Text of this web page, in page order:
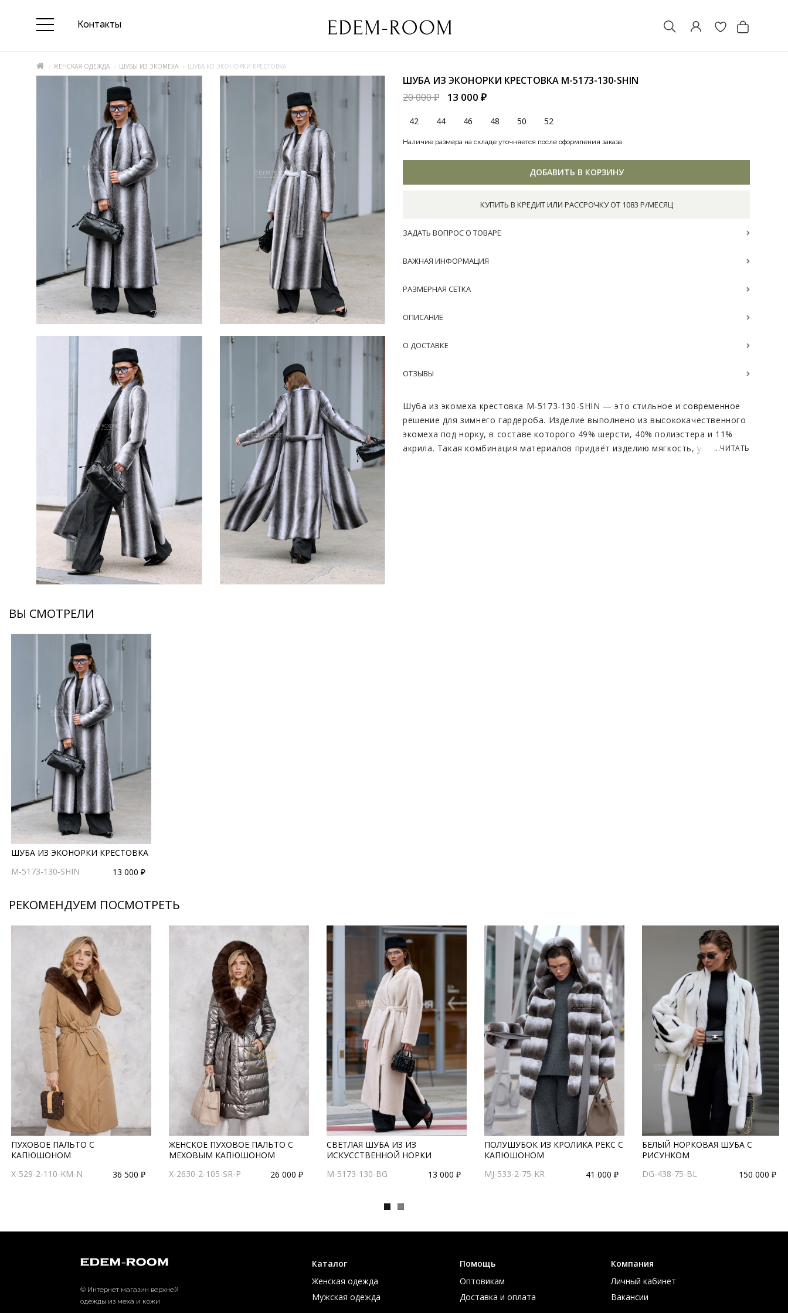
Контакты
ЖЕНСКАЯ ОДЕЖДА ШУБЫ ИЗ ЭКОМЕХА ШУБА ИЗ ЭКОНОРКИ КРЕСТОВКА
ШУБА ИЗ ЭКОНОРКИ КРЕСТОВКА M-5173-130-SHIN
20 000 ₽
13 000 ₽
42 44 46 48 50 52
Наличие размера на складе уточняется после оформления заказа
ДОБАВИТЬ В КОРЗИНУ
КУПИТЬ В КРЕДИТ ИЛИ РАССРОЧКУ ОТ 1083 Р/МЕСЯЦ
ЗАДАТЬ ВОПРОС О ТОВАРЕ
ВАЖНАЯ ИНФОРМАЦИЯ
РАЗМЕРНАЯ СЕТКА
ОПИСАНИЕ
О ДОСТАВКЕ
ОТЗЫВЫ
Шуба из экомеха крестовка M-5173-130-SHIN — это стильное и современное
решение для зимнего гардероба. Изделие выполнено из высококачественного
экомеха под норку, в составе которого 49% шерсти, 40% полиэстера и 11%
акрила. Такая комбинация материалов придаёт изделию мягкость, уют и...ЧИТАТЬ
ВЫ СМОТРЕЛИ
ШУБА ИЗ ЭКОНОРКИ КРЕСТОВКА
M-5173-130-SHIN
13 000 ₽
РЕКОМЕНДУЕМ ПОСМОТРЕТЬ
ПУХОВОЕ ПАЛЬТО С
КАПЮШОНОМ
X-529-2-110-KM-N
36 500 ₽
ЖЕНСКОЕ ПУХОВОЕ ПАЛЬТО С
МЕХОВЫМ КАПЮШОНОМ
X-2630-2-105-SR-P
26 000 ₽
СВЕТЛАЯ ШУБА ИЗ ИЗ
ИСКУССТВЕННОЙ НОРКИ
M-5173-130-BG
13 000 ₽
ПОЛУШУБОК ИЗ КРОЛИКА РЕКС С
КАПЮШОНОМ
MJ-533-2-75-KR
41 000 ₽
БЕЛЫЙ НОРКОВАЯ ШУБА С
РИСУНКОМ
DG-438-75-BL
150 000 ₽
© Интернет магазин верхней
одежды из меха и кожи
Каталог
Женская одежда
Мужская одежда
Помощь
Оптовикам
Доставка и оплата
Компания
Личный кабинет
Вакансии